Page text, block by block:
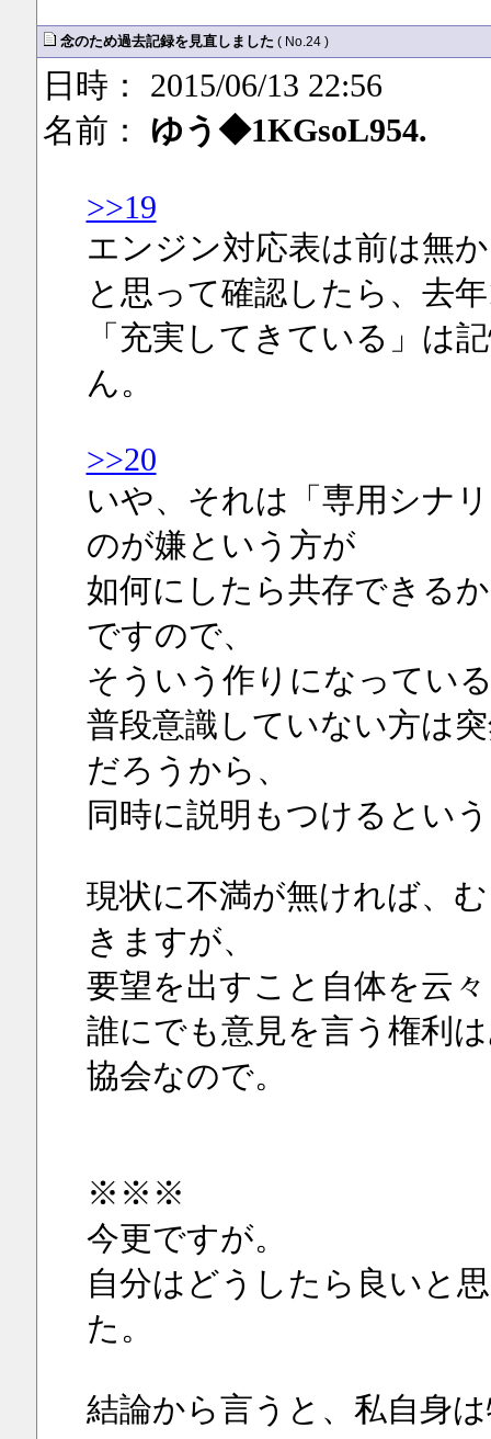
念のため過去記録を見直しました ( No.24 )
日時： 2015/06/13 22:56
名前： ゆう◆1KGsoL954.
>>19
エンジン対応表は前は無
と思って確認したら、去
「充実してきている」は
ん。
>>20
いや、それは「専用シナ
のが嫌という方が
如何にしたら共存できる
ですので、
そういう作りになってい
普段意識していない方は
だろうから、
同時に説明もつけるとい
現状に不満が無ければ、
きますが、
要望を出すこと自体を云
誰にでも意見を言う権利
協会なので。
※※※
今更ですが。
自分はどうしたら良いと
た。
結論から言うと、私自身